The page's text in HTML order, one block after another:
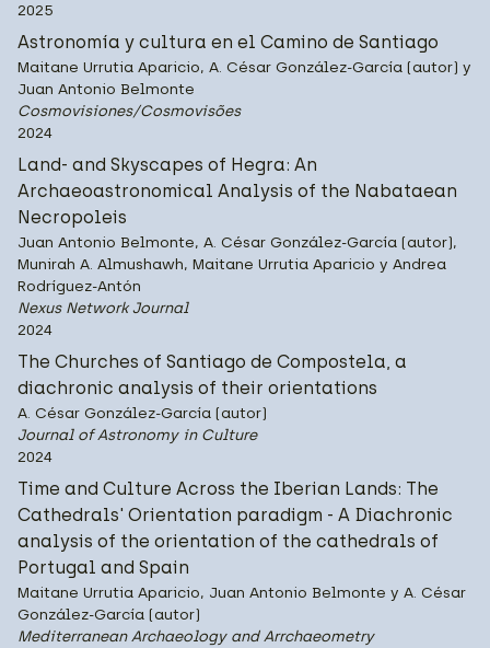
2025
Astronomía y cultura en el Camino de Santiago
Maitane Urrutia Aparicio, A. César González-García (autor) y
Juan Antonio Belmonte
Cosmovisiones/Cosmovisões
2024
Land‑ and Skyscapes of Hegra: An
Archaeoastronomical Analysis of the Nabataean
Necropoleis
Juan Antonio Belmonte, A. César González-García (autor),
Munirah A. Almushawh, Maitane Urrutia Aparicio y Andrea
Rodríguez-Antón
Nexus Network Journal
2024
The Churches of Santiago de Compostela, a
diachronic analysis of their orientations
A. César González-García (autor)
Journal of Astronomy in Culture
2024
Time and Culture Across the Iberian Lands: The
Cathedrals' Orientation paradigm - A Diachronic
analysis of the orientation of the cathedrals of
Portugal and Spain
Maitane Urrutia Aparicio, Juan Antonio Belmonte y A. César
González-García (autor)
Mediterranean Archaeology and Arrchaeometry